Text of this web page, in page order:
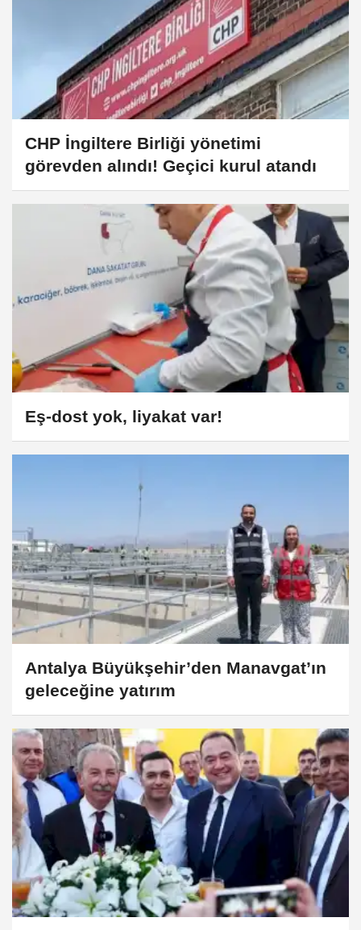
CHP İngiltere Birliği yönetimi
görevden alındı! Geçici kurul atandı
Eş-dost yok, liyakat var!
Antalya Büyükşehir’den Manavgat’ın
geleceğine yatırım